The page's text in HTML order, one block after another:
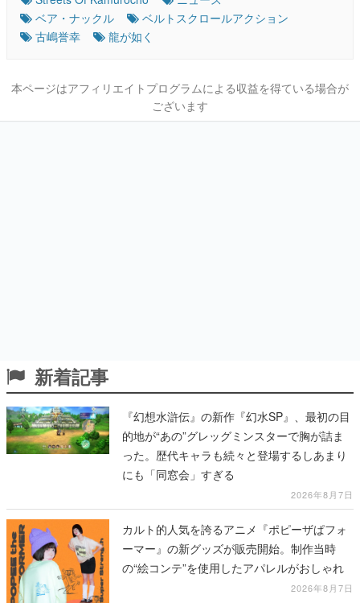
ベア・ナックル
ベルトスクロールアクション
古嶋誉幸
龍が如く
本ページはアフィリエイトプログラムによる収益を得ている場合が
ございます
新着記事
『幻想水滸伝』の新作『幻水SP』、最初の目
的地が“あの”グレッグミンスターで胸が詰ま
った。歴代キャラも続々と登場するしあまり
にも「同窓会」すぎる
2026年8月7日
カルト的人気を誇るアニメ『ポピーザぱフォ
ーマー』の新グッズが販売開始。制作当時
の“絵コンテ”を使用したアパレルがおしゃれ
2026年8月7日